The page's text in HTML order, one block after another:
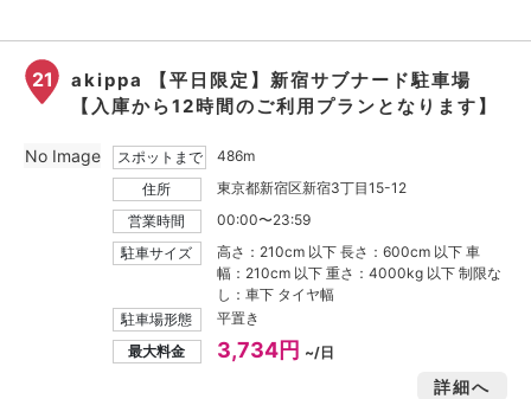
21
akippa 【平日限定】新宿サブナード駐車場
【入庫から12時間のご利用プランとなります】
スポットまで
486m
住所
東京都新宿区新宿3丁目15-12
営業時間
00:00〜23:59
駐車サイズ
高さ：210cm 以下 長さ：600cm 以下 車
幅：210cm 以下 重さ：4000kg 以下 制限な
し：車下 タイヤ幅
駐車場形態
平置き
最大料金
3,734円 ~/日
詳細へ
No Image